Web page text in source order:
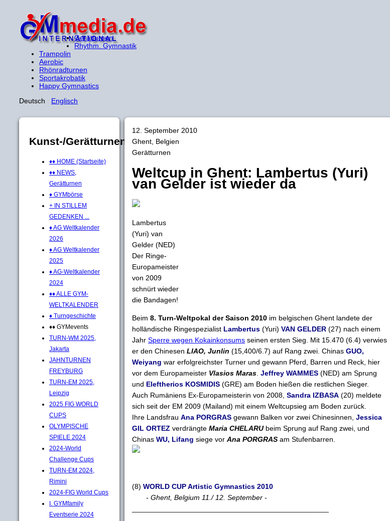
Gerätturnen
Rhythm. Gymnastik
Trampolin
Aerobic
Rhönradturnen
Sportakrobatik
Happy Gymnastics
Deutsch Englisch
Kunst-/Gerätturnen
♦♦ HOME (Startseite)
♦♦ NEWS,
Gerätturnen
♦ GYMbörse
+ IN STILLEM
GEDENKEN ...
♦ AG Weltkalender
2026
♦ AG Weltkalender
2025
♦ AG-Weltkalender
2024
♦♦ ALLE GYM-
WELTKALENDER
♦ Turngeschichte
♦♦ GYMevents
TURN-WM 2025,
Jakarta
JAHNTURNEN
FREYBURG
TURN-EM 2025,
Leipzig
2025 FIG WORLD
CUPS
OLYMPISCHE
SPIELE 2024
2024-World
Challenge Cups
TURN-EM 2024,
Rimini
2024-FIG World Cups
I. GYMfamily
Eventserie 2024
12. September 2010
Ghent, Belgien
Gerätturnen
Weltcup in Ghent: Lambertus (Yuri)
van Gelder ist wieder da
Lambertus
(Yuri) van
Gelder (NED)
Der Ringe-
Europameister
von 2009
schnürt wieder
die Bandagen!
Beim 8. Turn-Weltpokal der Saison 2010 im belgischen Ghent landete der
holländische Ringespezialist Lambertus (Yuri) VAN GELDER (27) nach einem
Jahr Sperre wegen Kokainkonsums seinen ersten Sieg. Mit 15.470 (6.4) verwies
er den Chinesen LIAO, Junlin (15,400/6.7) auf Rang zwei. Chinas GUO,
Weiyang war erfolgreichster Turner und gewann Pferd, Barren und Reck, hier
vor dem Europameister Vlasios Maras Jeffrey WAMMES (NED) am Sprung
und Eleftherios KOSMIDIS (GRE) am Boden hießen die restlichen Sieger.
Auch Rumäniens Ex-Europameisterin von 2008, Sandra IZBASA (20) meldete
sich seit der EM 2009 (Mailand) mit einem Weltcupsieg am Boden zurück.
Ihre Landsfrau Ana PORGRAS gewann Balken vor zwei Chinesinnen, Jessica
GIL ORTEZ verdrängte Maria CHELARUbeim Sprung auf Rang zwei, und
Chinas WU, Lifang siege vor Ana PORGRAS am Stufenbarren.
(8) WORLD CUP Artistic Gymnastics 2010
- Ghent, Belgium 11./ 12. September -